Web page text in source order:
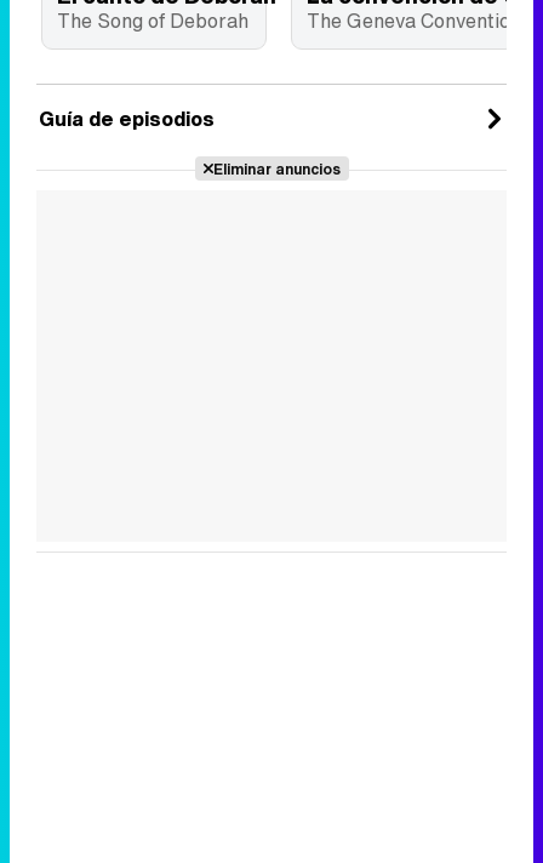
The Song of Deborah The Geneva Convention
Guía de episodios
Eliminar anuncios